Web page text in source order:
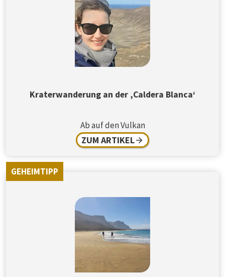
Kraterwanderung an der ‚Caldera Blanca‘
Ab auf den Vulkan
ZUM ARTIKEL
GEHEIMTIPP